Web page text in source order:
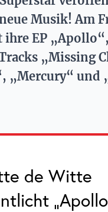
Musik! Am
ihre EP
„Missing
„Mercury“ und
de Witte